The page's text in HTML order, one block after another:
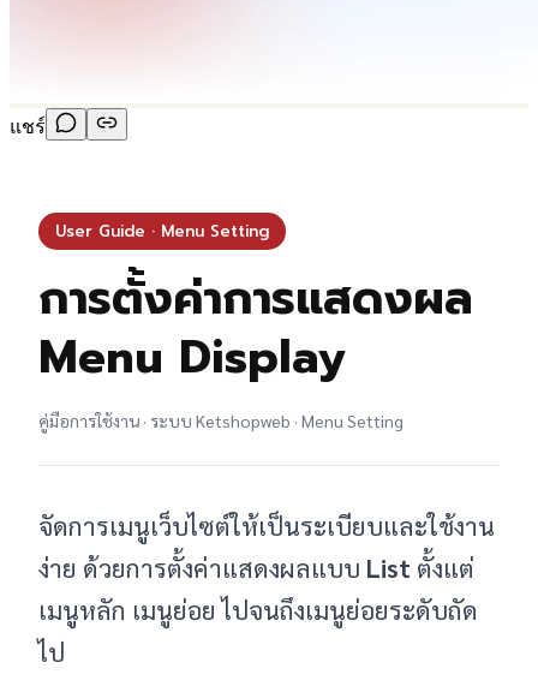
แชร์
User Guide · Menu Setting
การตั้งค่าการแสดงผล
Menu Display
คู่มือการใช้งาน · ระบบ Ketshopweb · Menu Setting
จัดการเมนูเว็บไซต์ให้เป็นระเบียบและใช้งาน
ง่าย ด้วยการตั้งค่าแสดงผลแบบ List ตั้งแต่
เมนูหลัก เมนูย่อย ไปจนถึงเมนูย่อยระดับถัด
ไป